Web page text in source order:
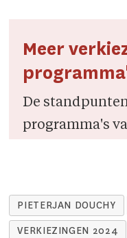
Meer
De
programma's
PIETERJAN DOUCHY
VERKIEZINGEN 2024